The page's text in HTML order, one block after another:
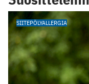
SIITEPÖLYALLERGIA